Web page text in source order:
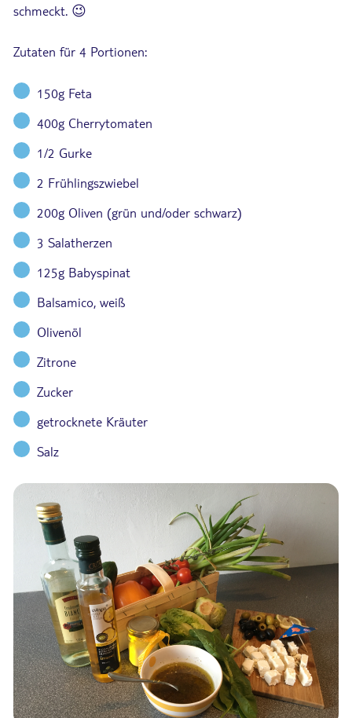
schmeckt. 😉
Zutaten für 4 Portionen:
150g Feta
400g Cherrytomaten
1/2 Gurke
2 Frühlingszwiebel
200g Oliven (grün und/oder schwarz)
3 Salatherzen
125g Babyspinat
Balsamico, weiß
Olivenöl
Zitrone
Zucker
getrocknete Kräuter
Salz